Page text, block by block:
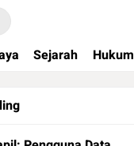
Sejarah Hukum